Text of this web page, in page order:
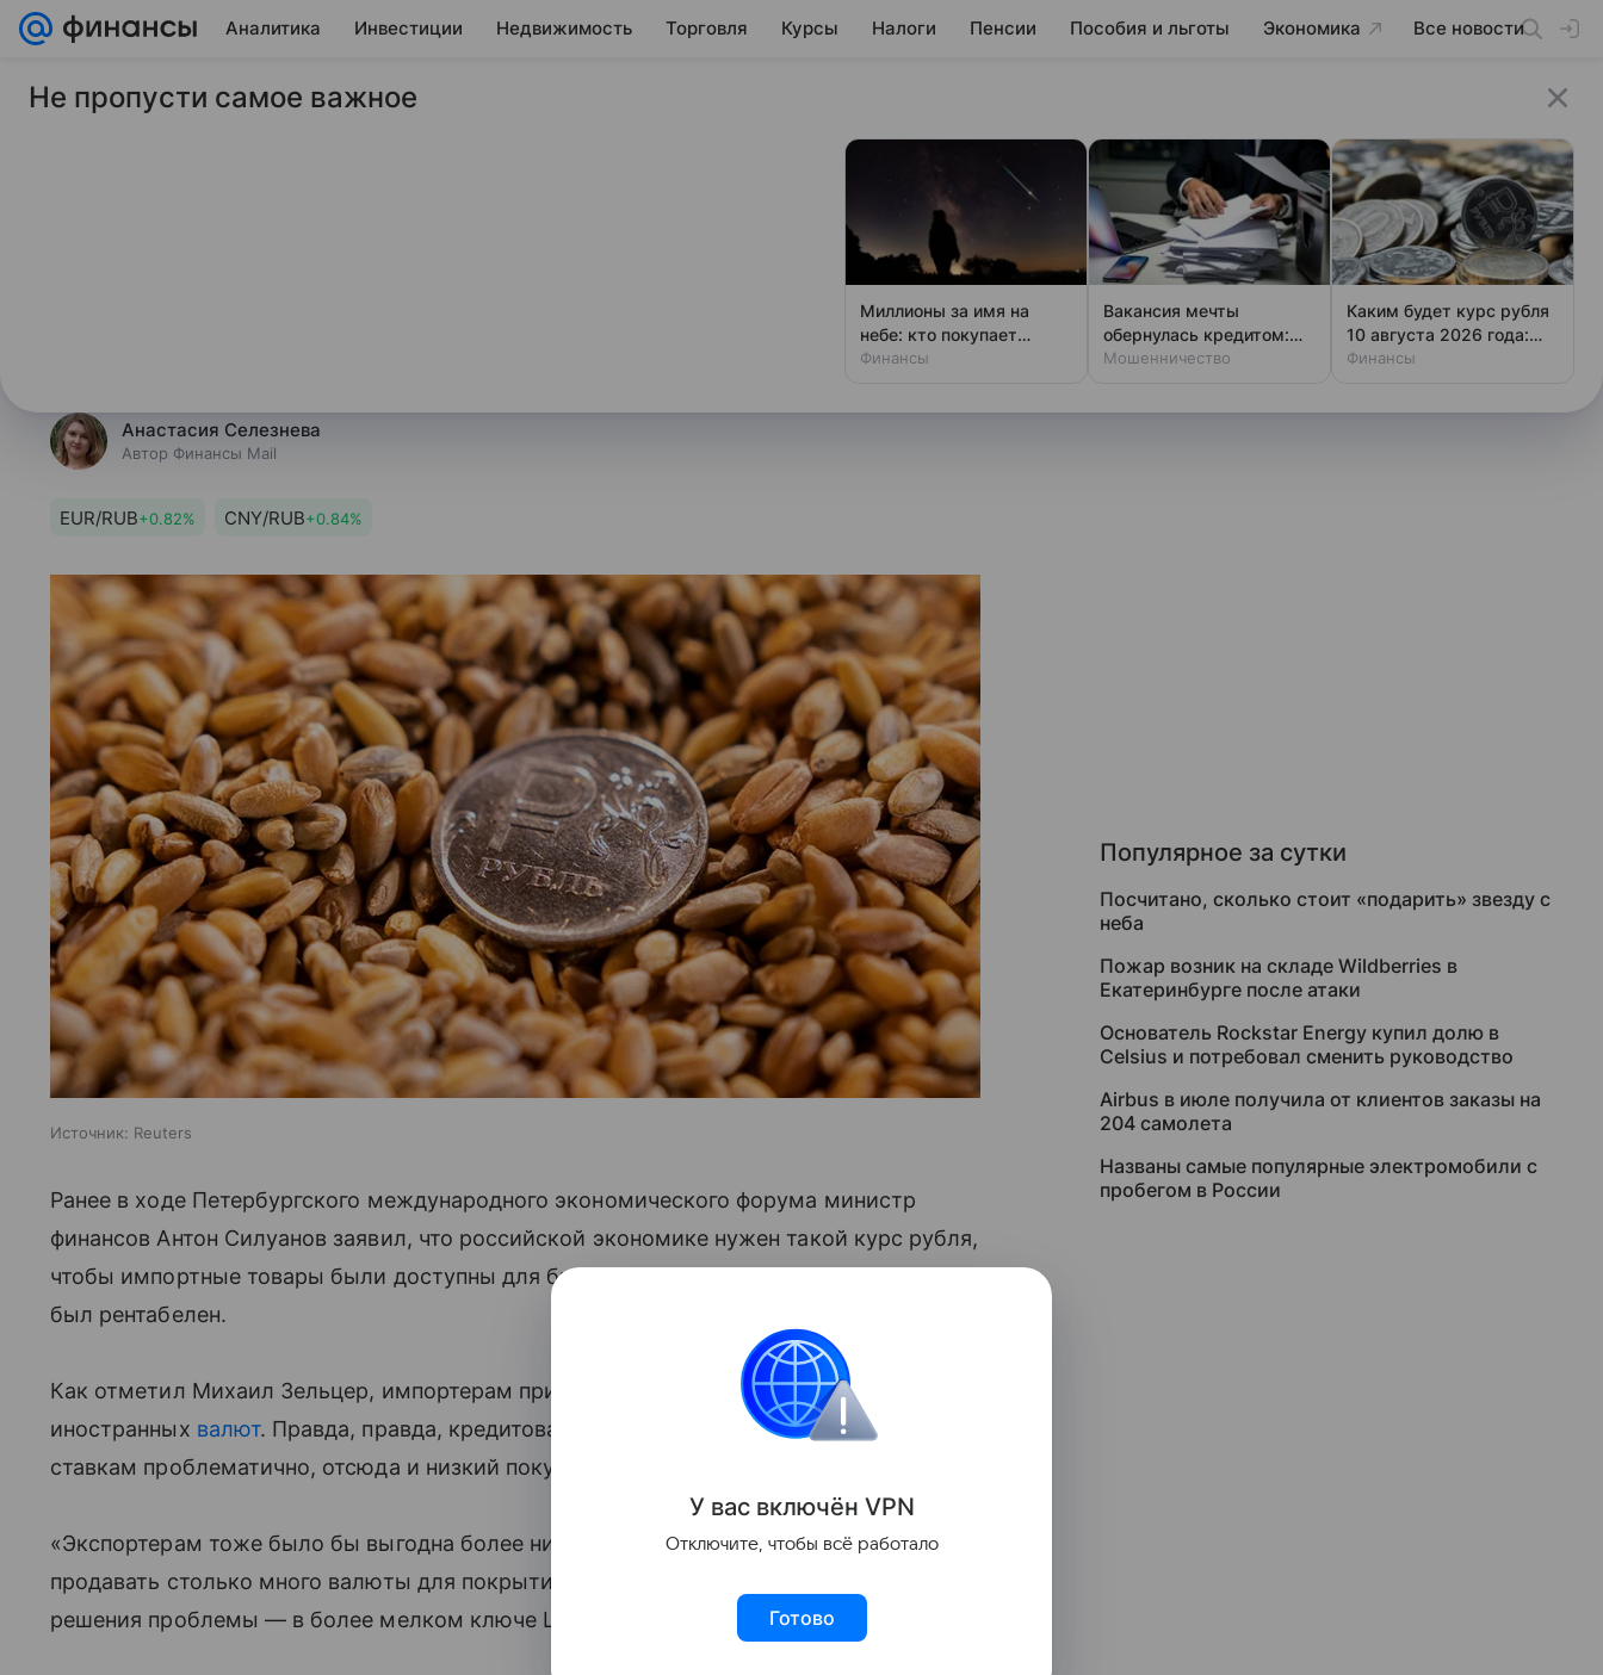
Аналитика Инвестиции Недвижимость Торговля Курсы Налоги Пенсии Пособия и льготы Экономика Все новости
8 июня 2026 Финансы Mail
О том, какой курс валют нужен российской экономике и с каким
она столкнется в реальности, Финансам Mail рассказал Михаил
Зельцер, эксперт по фондовому рынку «БКС Мир инвестиций».
Анастасия Селезнева
Автор Финансы Mail
EUR/RUB+0.82% CNY/RUB+0.84%
Источник: Reuters
Ранее в ходе Петербургского международного экономического форума министр
финансов Антон Силуанов заявил, что российской экономике нужен такой курс рубля,
чтобы импортные товары были доступны для бизнеса, а для экспортеровэкспорт
был рентабелен.
Как отметил Михаил Зельцер, импортерам приятен и текущий низкий курс
иностранных валют. Правда, правда, кредитоваться под импорт по текущим высоким
ставкам проблематично, отсюда и низкий покупательный настрой на рынке.
«Экспортерам тоже было бы выгодна более низкая ставка — не нужно было бы
продавать столько много валюты для покрытия своих рублевых трат. Поэтому ключ
решения проблемы — в более мелком ключе ЦБ», — добавил он.
Популярное за сутки
Посчитано, сколько стоит «подарить» звезду с
неба
Пожар возник на складе Wildberries в
Екатеринбурге после атаки
Основатель Rockstar Energy купил долю в
Celsius и потребовал сменить руководство
Airbus в июле получила от клиентов заказы на
204 самолета
Названы самые популярные электромобили с
пробегом в России
Не пропусти самое важное
Миллионы за имя на
небе: кто покупает
звезды
Финансы
Вакансия мечты
обернулась кредитом:
новая уловка аферистов
Мошенничество
Каким будет курс рубля
10 августа 2026 года:
прогноз эксперта
Финансы
У вас включён VPN
Отключите, чтобы всё работало
Готово